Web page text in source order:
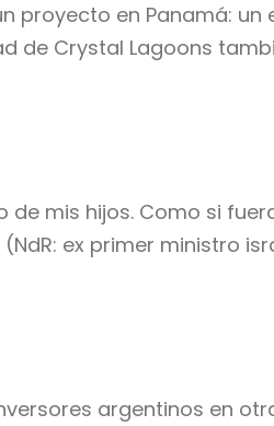
proyecto en Panamá: un
de Crystal Lagoons
de mis hijos. Como si
ex primer ministro
argentinos en